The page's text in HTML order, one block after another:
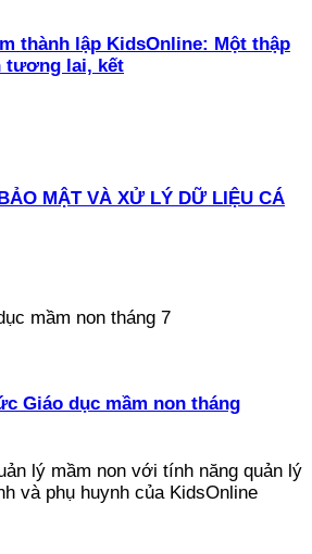
thành lập KidsOnline: Một thập
tương lai, kết
MẬT VÀ XỬ LÝ DỮ LIỆU CÁ
Giáo dục mầm non tháng